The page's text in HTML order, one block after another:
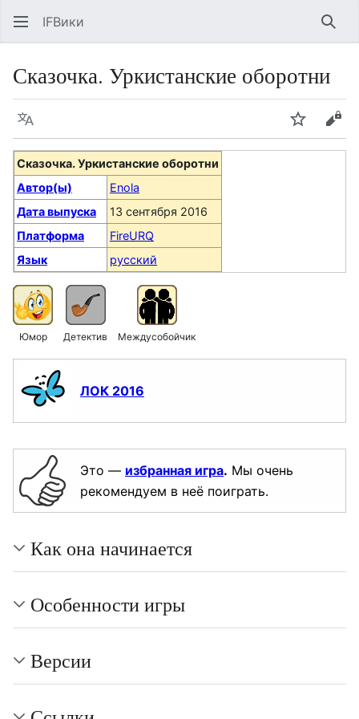
IFВики
Сказочка. Уркистанские оборотни
Язык Следить
Сказочка. Уркистанские оборотни
Автор(ы)
Enola
Дата выпуска
13 сентября 2016
Платформа
FireURQ
Язык
русский
Юмор Детектив Междусобойчик
ЛОК 2016
Это — избранная игра. Мы очень
рекомендуем в неё поиграть.
Как она начинается
Особенности игры
Версии